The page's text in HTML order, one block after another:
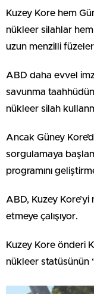
Kuzey Kore hem
nükleer silahlar
uzun menzilli
ABD daha evvel
savunma
nükleer silah
Ancak Güney
sorgulamaya
programını
ABD, Kuzey
etmeye çalışıyor.
Kuzey Kore önderi
nükleer statüsünün